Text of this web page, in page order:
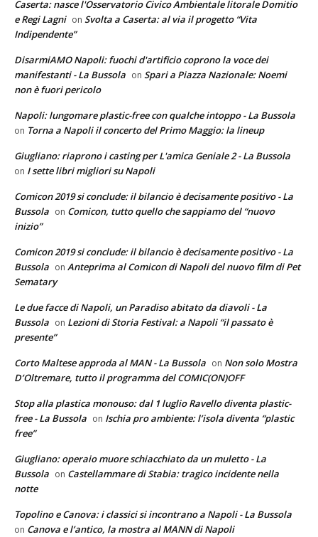
Caserta: nasce l'Osservatorio Civico Ambientale litorale Domitio
e Regi Lagni on Svolta a Caserta: al via il progetto “Vita
Indipendente”
DisarmiAMO Napoli: fuochi d'artificio coprono la voce dei
manifestanti - La Bussola on Spari a Piazza Nazionale: Noemi
non è fuori pericolo
Napoli: lungomare plastic-free con qualche intoppo - La Bussola
on Torna a Napoli il concerto del Primo Maggio: la lineup
Giugliano: riaprono i casting per L'amica Geniale 2 - La Bussola
on I sette libri migliori su Napoli
Comicon 2019 si conclude: il bilancio è decisamente positivo - La
Bussola on Comicon, tutto quello che sappiamo del “nuovo
inizio”
Comicon 2019 si conclude: il bilancio è decisamente positivo - La
Bussola on Anteprima al Comicon di Napoli del nuovo film di Pet
Sematary
Le due facce di Napoli, un Paradiso abitato da diavoli - La
Bussola on Lezioni di Storia Festival: a Napoli “il passato è
presente”
Corto Maltese approda al MAN - La Bussola on Non solo Mostra
D’Oltremare, tutto il programma del COMIC(ON)OFF
Stop alla plastica monouso: dal 1 luglio Ravello diventa plastic-
free - La Bussola on Ischia pro ambiente: l’isola diventa “plastic
free”
Giugliano: operaio muore schiacchiato da un muletto - La
Bussola on Castellammare di Stabia: tragico incidente nella
notte
Topolino e Canova: i classici si incontrano a Napoli - La Bussola
on Canova e l’antico, la mostra al MANN di Napoli